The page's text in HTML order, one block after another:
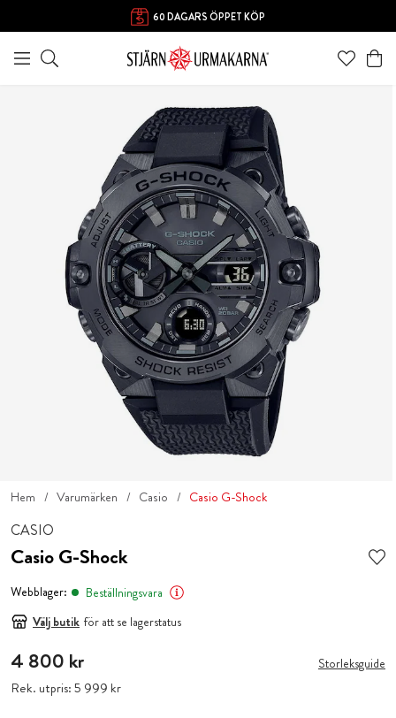
60 DAGARS ÖPPET KÖP
Hem Varumärken Casio Casio G-Shock
CASIO
Casio G-Shock
Webblager:
Beställningsvara
Välj butik för att se lagerstatus
Pris:4 800 kr
4 800 kr
Rek. utpris:Pris:5 999 kr
5 999 kr
Storleksguide